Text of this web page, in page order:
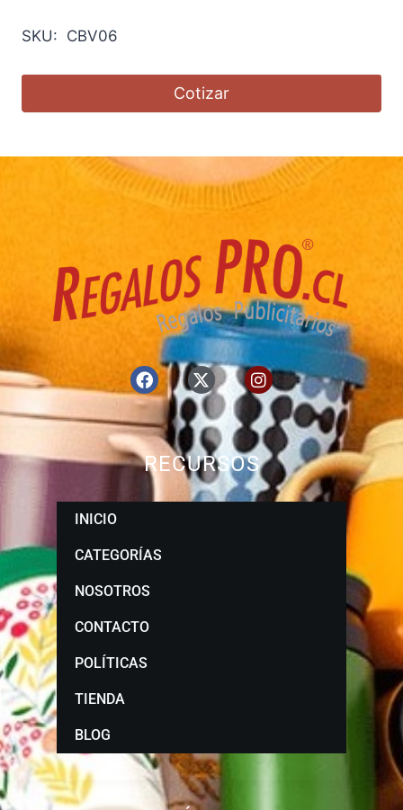
SKU: CBV06
Cotizar
RECURSOS
INICIO
CATEGORÍAS
NOSOTROS
CONTACTO
POLÍTICAS
TIENDA
BLOG